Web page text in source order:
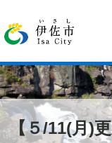
【５/11(月)